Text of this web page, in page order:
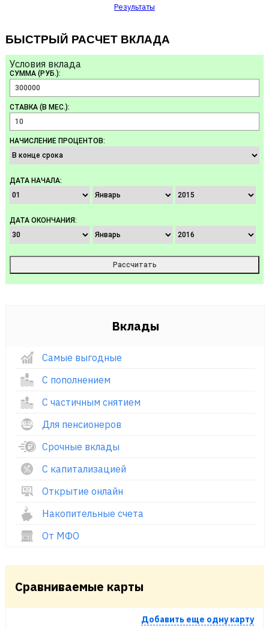
Результаты
БЫСТРЫЙ РАСЧЕТ ВКЛАДА
Условия вклада
СУММА (РУБ.):
СТАВКА (В МЕС.):
НАЧИСЛЕНИЕ ПРОЦЕНТОВ:
ДАТА НАЧАЛА:
ДАТА ОКОНЧАНИЯ:
Вклады
Самые выгодные
С пополнением
С частичным снятием
Для пенсионеров
Срочные вклады
С капитализацией
Открытие онлайн
Накопительные счета
От МФО
Сравниваемые карты
Добавить еще одну карту